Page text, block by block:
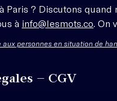
à Paris ? Discutons
à info@lesmots.co . On
aux personnes en situation de
– CGV